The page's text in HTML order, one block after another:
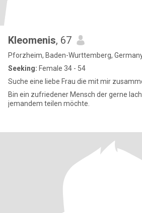
Kleomenis, 67
Pforzheim, Baden-Wurttemberg,
Seeking: Female 34 - 54
Suche eine liebe Frau die mit mir
Bin ein zufriedener Mensch der gerne
jemandem teilen möchte.